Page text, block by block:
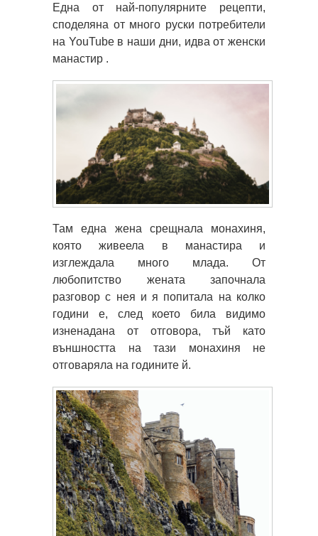
Една от най-популярните рецепти,
споделяна от много руски потребители
на YouTube в наши дни, идва от женски
манастир .
Там една жена срещнала монахиня,
която живеела в манастира и
изглеждала много млада. От
любопитство жената започнала
разговор с нея и я попитала на колко
години е, след което била видимо
изненадана от отговора, тъй като
външността на тази монахиня не
отговаряла на годините й.